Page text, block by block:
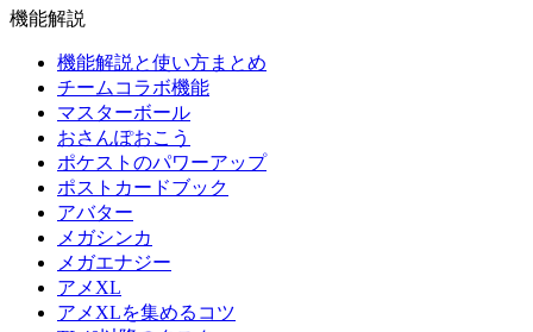
機能解説
機能解説と使い方まとめ
チームコラボ機能
マスターボール
おさんぽおこう
ポケストのパワーアップ
ポストカードブック
アバター
メガシンカ
メガエナジー
アメXL
アメXLを集めるコツ